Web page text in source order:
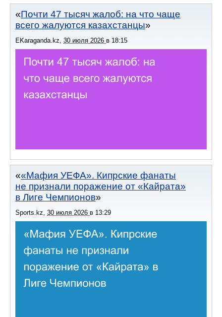
Почти 47 тысяч жалоб: на что чаще
всего жалуются казахстанцы
EKaraganda.kz 30 июля 2026 в 18:15
«Мафия УЕФА». Кипрские фанаты
не признали поражение от «Кайрата»
в Лиге Чемпионов
Sports.kz 30 июля 2026 в 13:29